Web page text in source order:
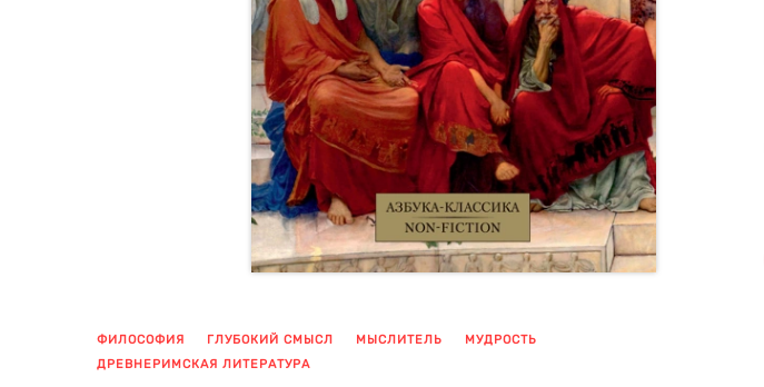
ФИЛОСОФИЯ ГЛУБОКИЙ СМЫСЛ МЫСЛИТЕЛЬ
МУДРОСТЬ
ДРЕВНЕРИМСКАЯ ЛИТЕРАТУРА